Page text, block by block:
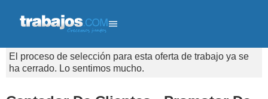
El proceso de selección para esta oferta de trabajo ya se
ha cerrado. Lo sentimos mucho.